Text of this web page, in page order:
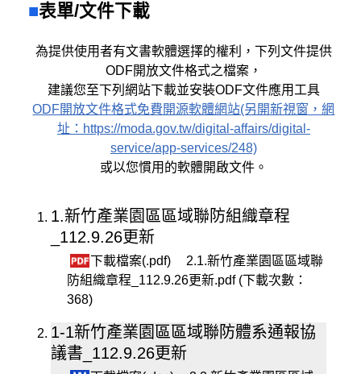
表單/文件下載
為提供使用者有文書軟體選擇的權利，下列文件提供
ODF開放文件格式之檔案，
建議您至下列網站下載並安裝ODF文件應用工具
ODF開放文件格式免費開源軟體網站(另開新視窗，網
址：https://moda.gov.tw/digital-affairs/digital-
service/app-services/248)
或以您慣用的軟體開啟文件。
1.新竹產業園區區域聯防組織章程
_112.9.26更新
下載檔案(.pdf)
2.1.新竹產業園區區域聯
防組織章程_112.9.26更新.pdf (下載次數：
368)
1-1新竹產業園區區域聯防體系通報協
議書_112.9.26更新